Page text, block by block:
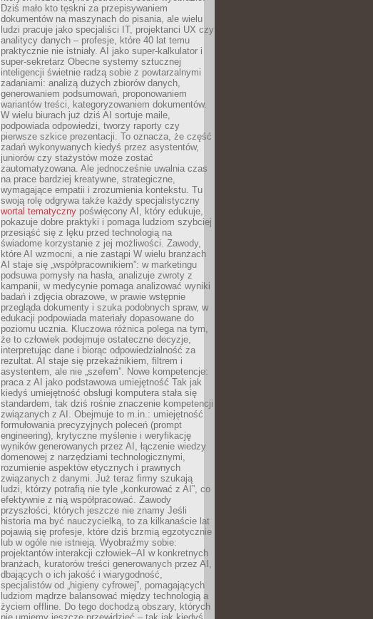
Dziś mało kto tęskni za przepisywaniem
dokumentów na maszynach do pisania, ale wielu
ludzi pracuje jako specjaliści IT, projektanci UX czy
analitycy danych – profesje, które 40 lat temu
praktycznie nie istniały. AI jako super-kalkulator i
super-sekretarz Obecne systemy sztucznej
inteligencji świetnie radzą sobie z powtarzalnymi
zadaniami: analizą dużych zbiorów danych,
generowaniem podsumowań, proponowaniem
wariantów treści, kategoryzowaniem dokumentów.
W wielu biurach już dziś AI sortuje maile,
podpowiada odpowiedzi, tworzy raporty czy
pierwsze szkice prezentacji. To oznacza, że część
zadań wykonywanych kiedyś przez asystentów,
juniorów czy stażystów może zostać
zautomatyzowana. Ale jednocześnie uwalnia czas
na prace bardziej kreatywne, strategiczne,
wymagające empatii i zrozumienia kontekstu. Tu
swoją rolę odgrywa także każdy specjalistyczny
wortal tematyczny poświęcony AI, który edukuje,
pokazuje dobre praktyki i pomaga ludziom szybciej
przesiąść się z lęku przed technologią na
świadome korzystanie z jej możliwości. Zawody,
które AI wzmocni, a nie zastąpi W wielu branżach
AI staje się „współpracownikiem”: w marketingu
podsuwa pomysły na hasła, analizuje zwroty z
kampanii, w medycynie pomaga analizować wyniki
badań i zdjęcia obrazowe, w prawie wstępnie
przegląda dokumenty i szuka podobnych spraw, w
edukacji podpowiada materiały dopasowane do
poziomu ucznia. Kluczowa różnica polega na tym,
że to człowiek podejmuje ostateczne decyzje,
interpretując dane i biorąc odpowiedzialność za
rezultat. AI staje się przekaźnikiem, filtrem i
asystentem, ale nie „szefem”. Nowe kompetencje:
praca z AI jako podstawowa umiejętność Tak jak
kiedyś umiejętność obsługi komputera stała się
standardem, tak dziś rośnie znaczenie kompetencji
związanych z AI. Obejmuje to m.in.: umiejętność
formułowania precyzyjnych poleceń (prompt
engineering), krytyczne myślenie i weryfikację
wyników generowanych przez AI, łączenie wiedzy
domenowej z narzędziami technologicznymi,
rozumienie aspektów etycznych i prawnych
związanych z danymi. Już teraz firmy szukają
ludzi, którzy potrafią nie tyle „konkurować z AI”, co
efektywnie z nią współpracować. Zawody
przyszłości, których jeszcze nie znamy Jeśli
historia ma być nauczycielką, to za kilkanaście lat
pojawią się profesje, które dziś brzmią egzotycznie
lub w ogóle nie istnieją. Wyobraźmy sobie:
projektantów interakcji człowiek–AI w konkretnych
branżach, kuratorów treści generowanych przez AI,
dbających o ich jakość i wiarygodność,
specjalistów od „higieny cyfrowej”, pomagających
ludziom mądrze balansować między technologią a
życiem offline. Do tego dochodzą obszary, których